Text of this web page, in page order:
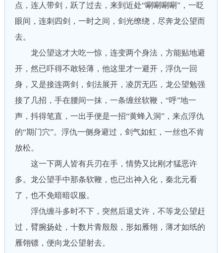
点，连人带剑，跃了过去，来到近处“唰唰唰唰”，一眨
眼间，连刺四剑，一时之间，剑光缭绕，尽奔龙公望而
去。
龙公望这才大吃一惊，连变两个身法，方能贴地避
开，然已吓得不敢轻薄，他这里才一避开，浮仇一回
身，又是接连两剑，剑法展开，凌厉无匹，龙公望勉强
接了几招，手在腰间一抹，一条缠丝软鞭，“呼”地一
声，抖得笔直，一出手便是一招“黄蜂入洞”，来点浮仇
的“期门穴”。浮仇一侧身避过，剑气如虹，一丝也不肯
放松。
这一下两人皆有兵刃在手，情势又比刚才猛恶许
多。龙公望手中那条软鞭，也已出神入化，秦北元看
了，也不免暗暗叹服。
浮仇缠斗多时不下，突然后退丈许，不等龙公望赶
过，臂腕扬处，十数片青殷殷，形如雁翎，薄才如纸的
雁翎镖，便向龙公望射去。